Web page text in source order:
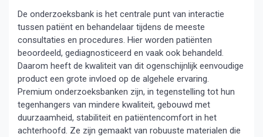
De onderzoeksbank is het centrale punt van interactie
tussen patiënt en behandelaar tijdens de meeste
consultaties en procedures. Hier worden patiënten
beoordeeld, gediagnosticeerd en vaak ook behandeld.
Daarom heeft de kwaliteit van dit ogenschijnlijk eenvoudige
product een grote invloed op de algehele ervaring.
Premium onderzoeksbanken zijn, in tegenstelling tot hun
tegenhangers van mindere kwaliteit, gebouwd met
duurzaamheid, stabiliteit en patiëntencomfort in het
achterhoofd. Ze zijn gemaakt van robuuste materialen die